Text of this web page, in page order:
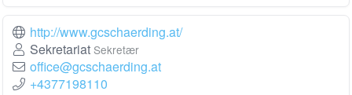
http://www.gcschaerding.at/
Sekretariat Sekretær
office@gcschaerding.at
+4377198110